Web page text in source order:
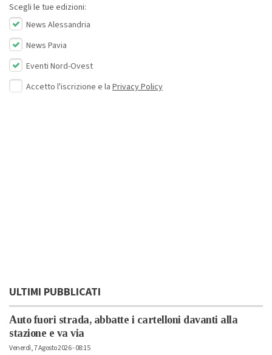
Scegli le tue edizioni:
News Alessandria
News Pavia
Eventi Nord-Ovest
Accetto l'iscrizione e la Privacy Policy
ULTIMI PUBBLICATI
Auto fuori strada, abbatte i cartelloni davanti alla
stazione e va via
Venerdì, 7 Agosto 2026 - 08:15